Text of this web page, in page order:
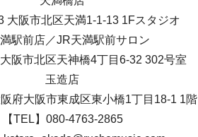
大阪市北区天満1-1-13 1Fスタジオ
駅前店／JR天満駅前サロン
阪市北区天神橋4丁目6-32 302号室
玉造店
府大阪市東成区東小橋1丁目18-1 1階
【TEL】080-4763-2865